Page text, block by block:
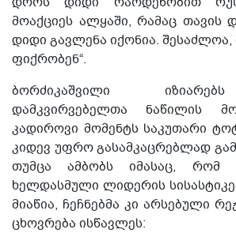
მოაქციეს ალყაში, რამაც თავის
დიდი გავლენა იქონია. შესაძლოა,
ფიქრობენ“.
ბორძიკაშვილი
დამკვირვებელთა ნაწილის
კადიროვი მომენტს საკუთარი
კიდევ უფრო გასამკაცრებლად
თუმცა ამბობს იმასაც, რომ
ხელდასმული ლიდერის
მიაწია, ჩეჩნებმა კი არსებული
ცხოვრება ისწავლეს: